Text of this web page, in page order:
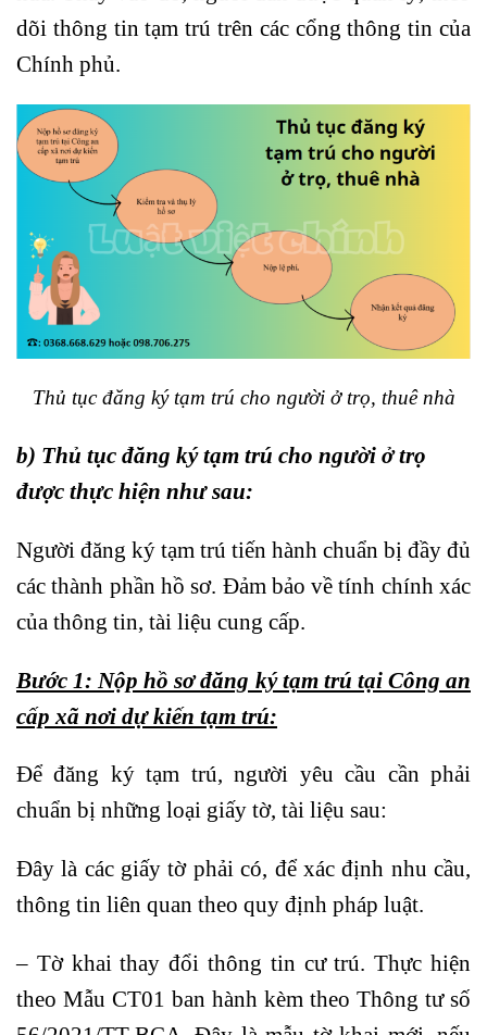
dõi thông tin tạm trú trên các cổng thông tin của
Chính phủ.
Thủ tục đăng ký tạm trú cho người ở trọ, thuê nhà
b) Thủ tục đăng ký tạm trú cho người ở trọ
được thực hiện như sau:
Người đăng ký tạm trú tiến hành chuẩn bị đầy đủ
các thành phần hồ sơ. Đảm bảo về tính chính xác
của thông tin, tài liệu cung cấp.
Bước 1: Nộp hồ sơ đăng ký tạm trú tại Công an
cấp xã nơi dự kiến tạm trú:
Để đăng ký tạm trú, người yêu cầu cần phải
chuẩn bị những loại giấy tờ, tài liệu sau:
Đây là các giấy tờ phải có, để xác định nhu cầu,
thông tin liên quan theo quy định pháp luật.
– Tờ khai thay đổi thông tin cư trú. Thực hiện
theo Mẫu CT01 ban hành kèm theo Thông tư số